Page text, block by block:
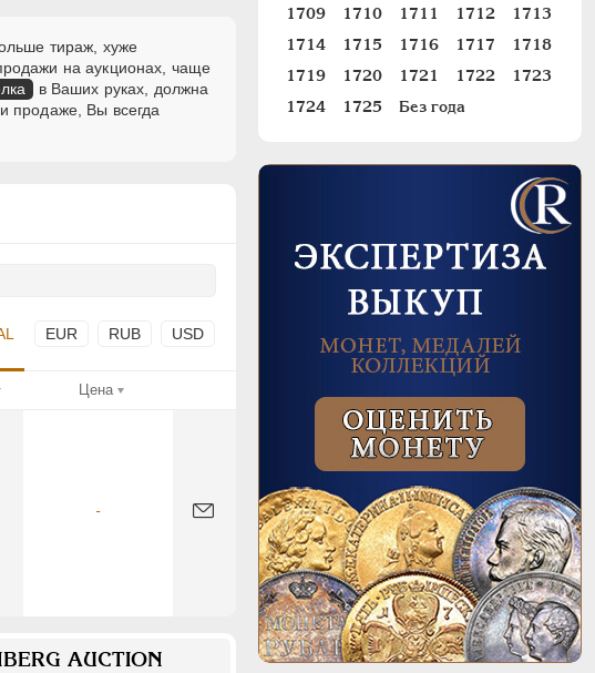
тираж, хуже
на аукционах, чаще
в Ваших руках, должна
продаже, Вы всегда
EUR RUB USD
Цена
-
AUCTION
1709
1710 1711 1712
1713
1714
1715 1716 1717
1718
1719
1720 1721 1722
1723
1724
1725 Без года